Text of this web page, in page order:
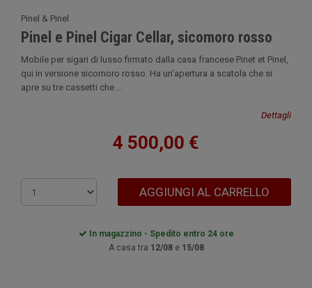
Pinel & Pinel
Pinel e Pinel Cigar Cellar, sicomoro rosso
Mobile per sigari di lusso firmato dalla casa francese Pinet et Pinel,
qui in versione sicomoro rosso. Ha un'apertura a scatola che si
apre su tre cassetti che ...
Dettagli
4 500,00 €
AGGIUNGI AL CARRELLO
In magazzino - Spedito entro 24 ore
A casa tra 12/08e 15/08